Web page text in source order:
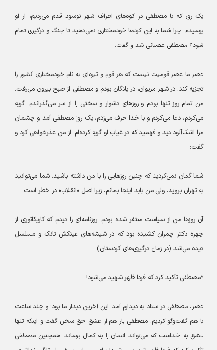
یک روز که با مصطفی در کوه‌های اطراف شهر نوسود قدم می‌زدیم، از او
پرسیدم: چرا شما به این کردها خودمختاری نمی‌دهید تا جنگ و درگیری تمام
شود؟ مصطفی عصبانی شد و گفت:
عصر ما عصر قومیت نیست که هر قوم و تیره‌ای به نام خودمختاری کشور را
تجزیه کند. در شهر مریوان، در پادگان بودم و مصطفی از صبح بیرون می‌رفت.
من تمام روز تنها بودم و روزهای دشوار و سختی را از سر می‌گذراندم. گریه
می‌کردم، دعا می‌کردم و با خدا حرف می‌زدم، یک روز مصطفی آمد و چشمان
مرا اشک‌آلود دید و فهمید که در غیاب او گریه کرده‌ام. از من عذرخواهی کرد و
گفت:
شما گمان نمی‌کردید که چنین روزهایی را با من داشته باشید. شما می‌توانید
به تهران بروید، ولی من باید اینجا بمانم، زیرا اصل «انقلاب» در خطر است.
آن روزها من از سیاست منتفر شده بودم. روزنامه‌ای را دیدم که کاریکاتوری از
چهره دکتر چمران کشیده بود که در شیشه‌های عینکش تانک و مسلسل
دیده می‌شد (در زمان درگیری‌‌های کردستان).
*مصطفی تأکید کرد که فردا ظهر شهید می‌شود!
عصر، مصطفی در ستاد به دیدارم آمد. این آخرین دیدار ما بود؛ و چند ساعت
با هم گفت‌وگو کردیم. مصطفی باز هم از عشق حق سخن گفت و اینکه تنها
عشق به خداست که می‌تواند انسان را به کمال برساند. همچنین مصطفی